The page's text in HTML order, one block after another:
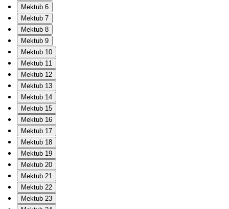
Mektub 6
Mektub 7
Mektub 8
Mektub 9
Mektub 10
Mektub 11
Mektub 12
Mektub 13
Mektub 14
Mektub 15
Mektub 16
Mektub 17
Mektub 18
Mektub 19
Mektub 20
Mektub 21
Mektub 22
Mektub 23